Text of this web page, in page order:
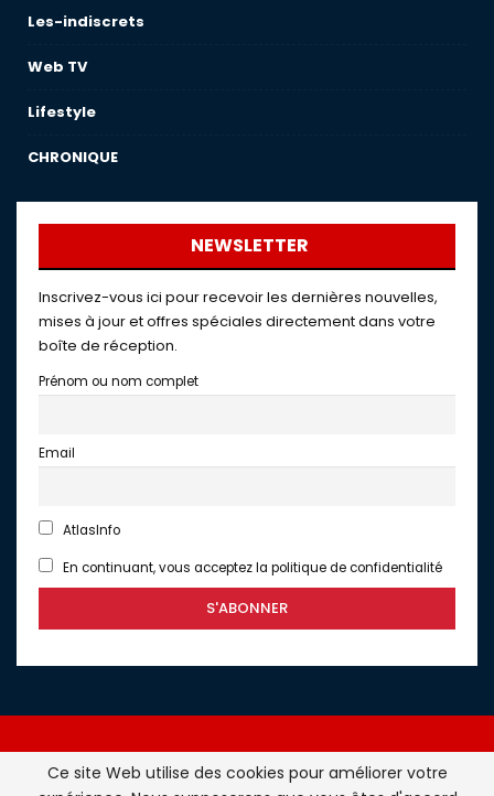
Les-indiscrets
Web TV
Lifestyle
CHRONIQUE
NEWSLETTER
Inscrivez-vous ici pour recevoir les dernières nouvelles,
mises à jour et offres spéciales directement dans votre
boîte de réception.
Prénom ou nom complet
Email
AtlasInfo
En continuant, vous acceptez la politique de confidentialité
Ce site Web utilise des cookies pour améliorer votre